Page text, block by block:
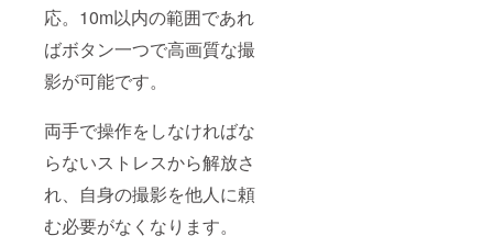
応。10m以内の範囲であれ
ばボタン一つで高画質な撮
影が可能です。
両手で操作をしなければな
らないストレスから解放さ
れ、自身の撮影を他人に頼
む必要がなくなります。